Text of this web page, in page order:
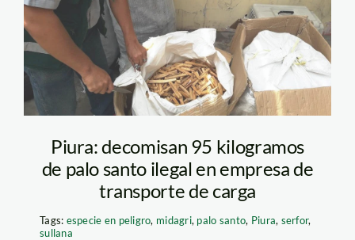
Piura: decomisan 95 kilogramos
de palo santo ilegal en empresa de
transporte de carga
Tags: especie en peligro, midagri, palo santo, Piura, serfor,
sullana